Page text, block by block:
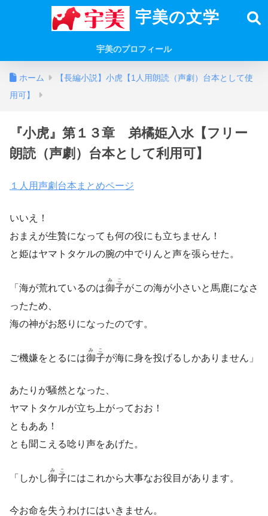
宇美の文学
宇美のプロフィール
ホーム
【長編小説】小虎【1人用朗読（声劇）台本として使
用可】
『小虎』第１３章 弟橘姫入水【フリー
朗読（声劇）台本として利用可】
１人用声劇台本まとめページ
いいえ！
おまえが生贄になっても何の役にも立ちません！
と姫はヤマトタケルの腕の中でりんと声を張らせた。
「海が荒れているのは御子
みこ
がこの海が小さいと馬鹿になさ
ったため、
海の神がお怒りになったのです。
ご機嫌をとるには御子
みこ
が海に身を投げるしかありません」
あたりが騒然となった、
ヤマトタケルが立ち上がっておお！
ともああ！
とも聞こえる唸り声をあげた。
「しかし御子
みこ
にはこれから大事なお役目があります。
今お命を失うわけにはいきません。